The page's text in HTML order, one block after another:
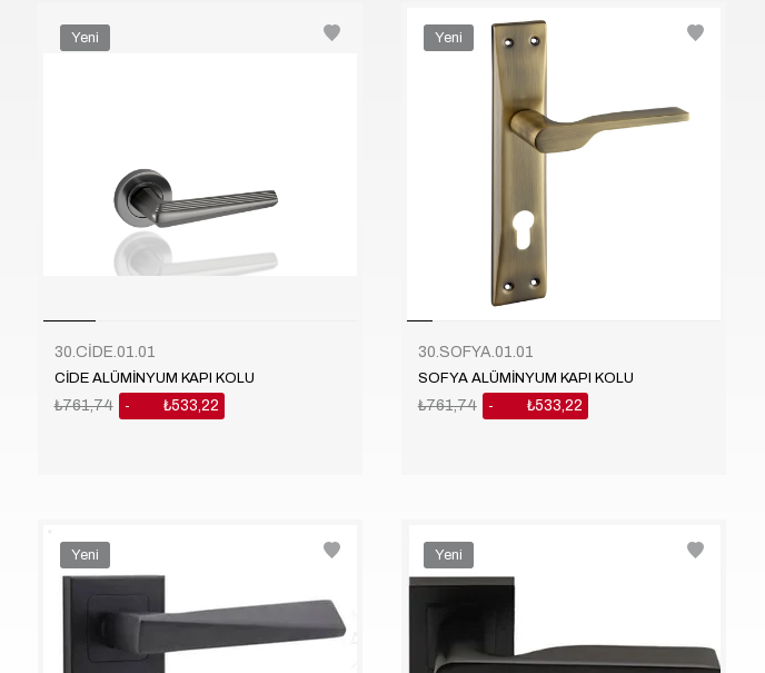
30.CİDE.01.01
CİDE ALÜMİNYUM KAPI KOLU
₺533,22
₺761,74
Yeni
30.SOFYA.01.01
SOFYA ALÜMİNYUM KAPI KOLU
₺533,22
₺761,74
Yeni
Yeni
Ürün
Yeni
Ürün